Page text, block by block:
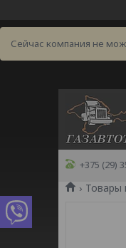
Сейчас компания не
+375 (29)
Товары